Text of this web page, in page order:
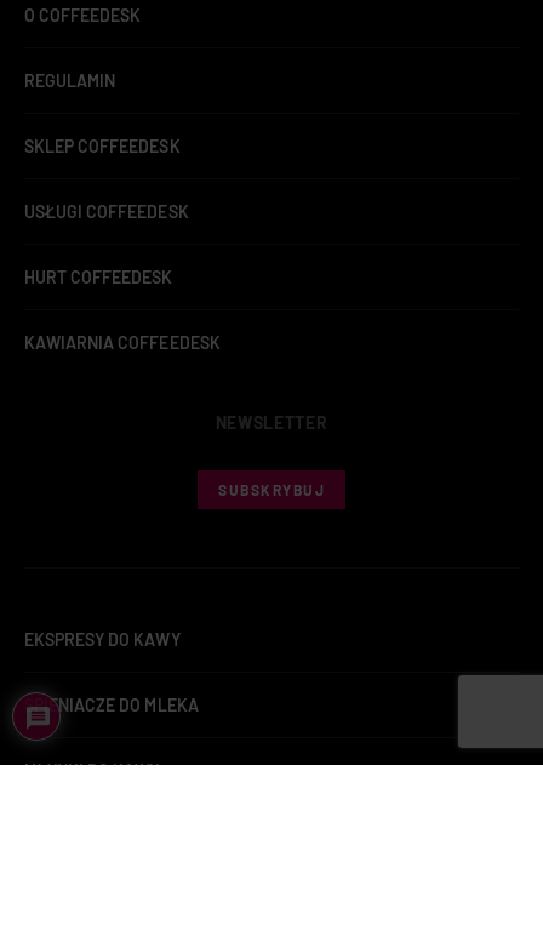
O COFFEEDESK
REGULAMIN
SKLEP COFFEEDESK
USŁUGI COFFEEDESK
HURT COFFEEDESK
KAWIARNIA COFFEEDESK
NEWSLETTER
SUBSKRYBUJ
EKSPRESY DO KAWY
SPIENIACZE DO MLEKA
MŁYNKI DO KAWY